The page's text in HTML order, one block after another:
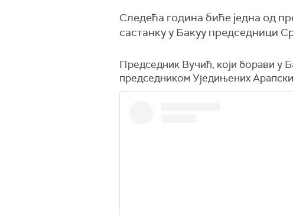
Следећа година биће једна од
састанку у Бакуу председници
Председник Вучић, који борави у
председником Уједињених